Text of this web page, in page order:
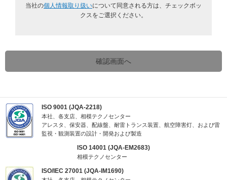
当社の個人情報取り扱いについて同意される方は、チェックボッ
クスをご選択ください。
確認画面へ
ISO 9001 (JQA-2218)
本社、各支店、相模テクノセンター
アレスタ、保安器、配線盤、耐雷トランス装置、航空障害灯、および雷
監視・観測装置の設計・開発および製造
ISO 14001 (JQA-EM2683)
相模テクノセンター
ISO/IEC 27001 (JQA-IM1690)